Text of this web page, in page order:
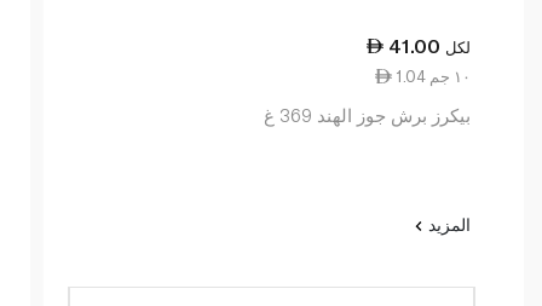
41.00 لكل
1.04 ١٠ جم
بيكرز برش جوز الهند 369 غ
المزيد